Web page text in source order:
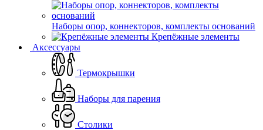
Наборы опор, коннекторов, комплекты оснований
Крепёжные элементы
Аксессуары
Термокрышки
Наборы для парения
Столики